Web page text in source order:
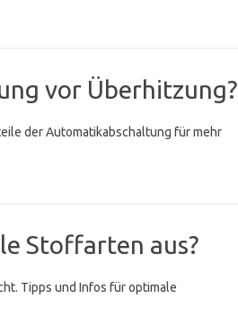
vor Überhitzung?
der Automatikabschaltung für mehr
Stoffarten aus?
Tipps und Infos für optimale